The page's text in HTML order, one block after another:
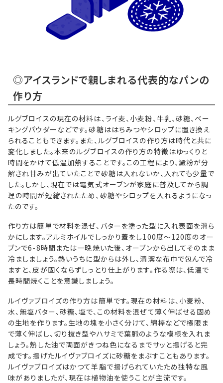
◎アイスランドで親しまれる代表的なパンの
作り方
ルグブロイスの現在の材料は、ライ麦、小麦粉、牛乳、砂糖、ベー
キングパウダーなどです。砂糖ははちみつやシロップに置き換え
られることもできます。また、ルグブロイスの作り方は時代と共に
変化しました。本来のルグブロイスの作り方の特徴はゆっくりと
時間をかけて低温加熱することです。この工程により、澱粉が分
解され甘みが出ていたことで砂糖は入れないか、入れても少量で
した。しかし、現在では電気式オーブンが家庭に普及してから調
理の時間が短縮されたため、砂糖やシロップを入れるようになっ
たのです。
作り方は簡単で材料を混ぜ、バターを塗った型に入れ表面を滑ら
かにします。アルミホイルでしっかり蓋をし100度〜120度のオー
ブンで6-8時間または一晩焼いた後、オーブンから出してそのまま
冷ましましょう。熱いうちに型からは外し、清潔な布巾で包んで冷
ますと、皮が固くならずしっとり仕上がります。作る際は、低温で
長時間焼くことを意識しましょう。
ルイヴァブロイズの作り方は簡単です。現在の材料は、小麦粉、
水、無塩バター、砂糖、塩で、この材料を混ぜて薄く伸ばせる固め
の生地を作ります。生地の塊を小さく分けて、綿棒などで極限ま
で薄く伸ばし、切り抜き型やハサミで葉脈のような模様を入れま
しょう。熱した油で両面がきつね色になるまでサッと揚げると完
成です。揚げたルイヴァブロイズに砂糖をまぶすこともあります。
ルイヴァブロイズはかつて羊脂で揚げられていたため独特な風
味がありましたが、現在は植物油を使うことが主流です。